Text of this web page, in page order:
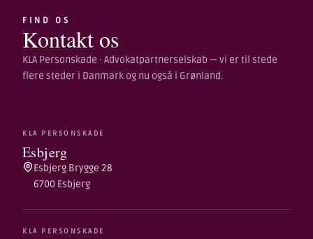
FIND OS
Kontakt os
KLA Personskade · Advokatpartnerselskab — vi er til stede
flere steder i Danmark og nu også i Grønland.
KLA PERSONSKADE
Esbjerg
Esbjerg Brygge 28
6700 Esbjerg
KLA PERSONSKADE